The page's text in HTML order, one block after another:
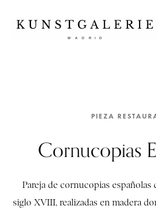
PIEZA
Cornucopias
Pareja de cornucopias españolas
siglo XVIII, realizadas en madera